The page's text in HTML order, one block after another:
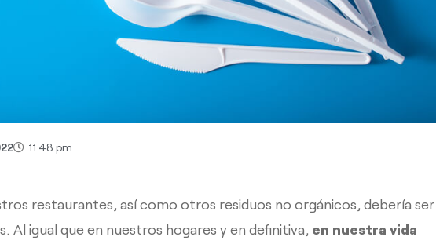
11:48 pm
restaurantes, así como otros residuos no orgánicos, debería ser
Al igual que en nuestros hogares y en definitiva, en nuestra vida